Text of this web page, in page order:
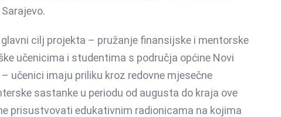
Sarajevo.
cilj projekta – pružanje finansijske i mentorske
učenicima i studentima s područja općine Novi
– učenici imaju priliku kroz redovne mjesečne
sastanke u periodu od augusta do kraja ove
prisustvovati edukativnim radionicama na kojima